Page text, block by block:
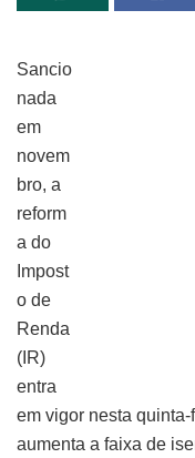
Sancio
nada
em
novem
bro, a
reform
a do
Impost
o de
Renda
(IR)
entra
em vigor nesta
aumenta a faixa de